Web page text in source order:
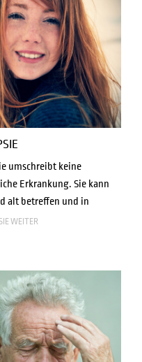
umschreibt keine
Erkrankung. Sie kann
alt betreffen und in
WEITER